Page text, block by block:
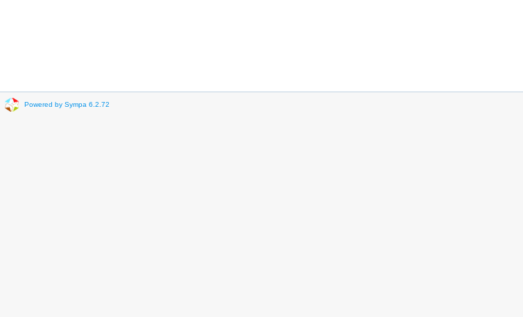
Powered by Sympa 6.2.72